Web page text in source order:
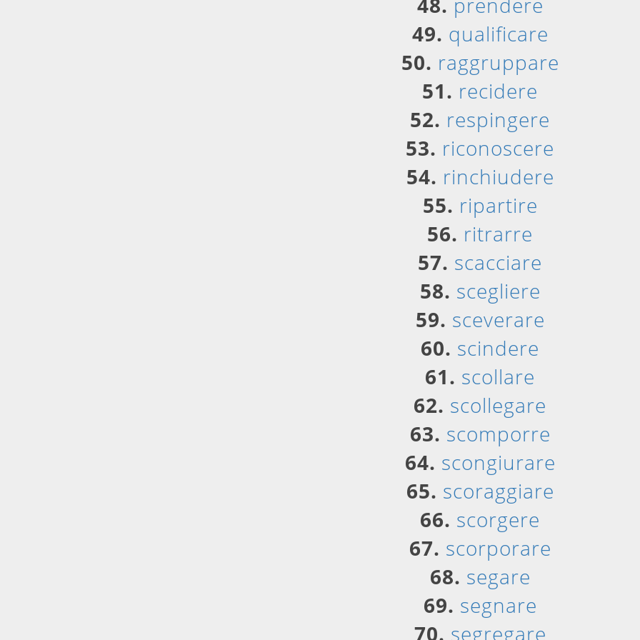
49. qualificare
50. raggruppare
51. recidere
52. respingere
53. riconoscere
54. rinchiudere
55. ripartire
56. ritrarre
57. scacciare
58. scegliere
59. sceverare
60. scindere
61. scollare
62. scollegare
63. scomporre
64. scongiurare
65. scoraggiare
66. scorgere
67. scorporare
68. segare
69. segnare
70. segregare